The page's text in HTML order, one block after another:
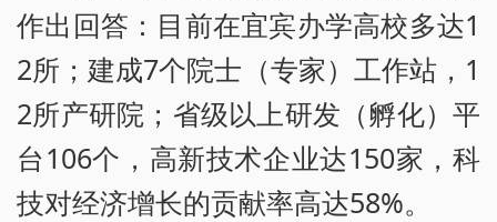
作出回答：目前在宜宾办学高校多达1
2所；建成7个院士（专家）工作站，1
2所产研院；省级以上研发（孵化）平
台106个，高新技术企业达150家，科
技对经济增长的贡献率高达58%。